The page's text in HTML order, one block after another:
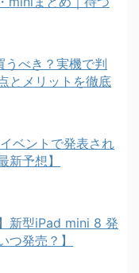
べき？実機で判
とメリットを徹底
ベントで発表され
新予想】
新型iPad mini 8 発
つ発売？】